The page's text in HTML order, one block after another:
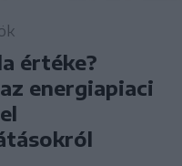
értéke?
energiapiaci